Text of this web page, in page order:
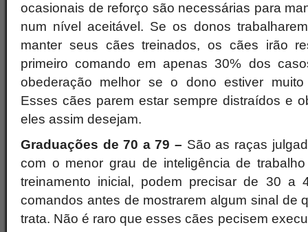
ocasionais de reforço são necessárias para
num nível aceitável. Se os donos
manter seus cães treinados, os cães irão
primeiro comando em apenas 30% dos
obederação melhor se o dono estiver
Esses cães parem estar sempre distraídos e
eles assim desejam.
Graduações de 70 a 79 – São as raças
com o menor grau de inteligência de
treinamento inicial, podem precisar de 30 a
comandos antes de mostrarem algum sinal de
trata. Não é raro que esses cães pecisem